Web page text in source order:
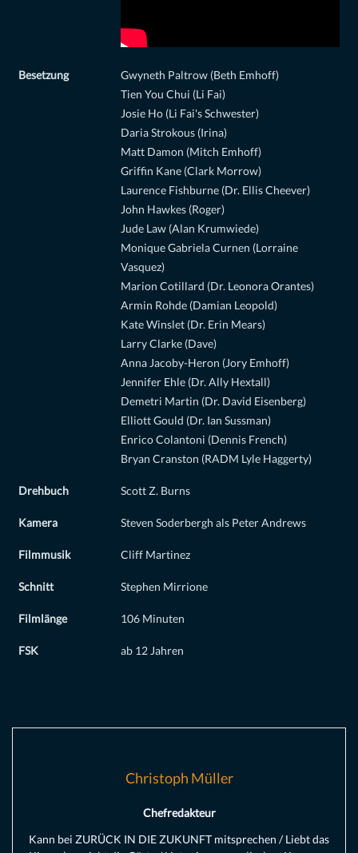
Besetzung
Gwyneth Paltrow (Beth Emhoff)
Tien You Chui (Li Fai)
Josie Ho (Li Fai's Schwester)
Daria Strokous (Irina)
Matt Damon (Mitch Emhoff)
Griffin Kane (Clark Morrow)
Laurence Fishburne (Dr. Ellis Cheever)
John Hawkes (Roger)
Jude Law (Alan Krumwiede)
Monique Gabriela Curnen (Lorraine
Vasquez)
Marion Cotillard (Dr. Leonora Orantes)
Armin Rohde (Damian Leopold)
Kate Winslet (Dr. Erin Mears)
Larry Clarke (Dave)
Anna Jacoby-Heron (Jory Emhoff)
Jennifer Ehle (Dr. Ally Hextall)
Demetri Martin (Dr. David Eisenberg)
Elliott Gould (Dr. Ian Sussman)
Enrico Colantoni (Dennis French)
Bryan Cranston (RADM Lyle Haggerty)
Drehbuch Scott Z. Burns
Kamera Steven Soderbergh als Peter Andrews
Filmmusik Cliff Martinez
Schnitt Stephen Mirrione
Filmlänge 106 Minuten
FSK ab 12 Jahren
Christoph Müller
Chefredakteur
Kann bei ZURÜCK IN DIE ZUKUNFT mitsprechen / Liebt das